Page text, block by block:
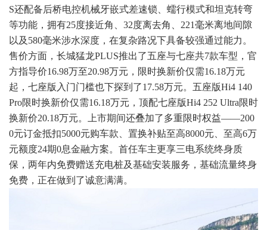
S还配备后桥电控机械牙嵌式差速锁、蠕行模式和坦克转弯
等功能，拥有25度接近角、32度离去角、221毫米离地间隙
以及580毫米涉水深度，在复杂路况下具备较强通过能力。
售价方面，长城猛龙PLUS推出了五座与七座共7款车型，官
方指导价16.98万至20.98万元，限时换新价仅需16.18万元
起，七座版入门门槛也下探到了17.58万元。五座版Hi4 140
Pro限时换新价仅需16.18万元，顶配七座版Hi4 252 Ultra限时
换新价20.18万元。上市期间还叠加了多重限时权益——200
0元订金抵扣5000元购车款、置换补贴至高8000元、至高6万
元额度24期0息金融方案。首任车主更享三电系统终身质
保，两年内免费赠送充电桩及基础安装服务，基础流量终身
免费，正在做到了诚意满满。